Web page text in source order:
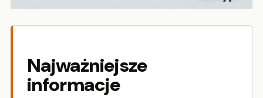
Najważniejsze
informacje